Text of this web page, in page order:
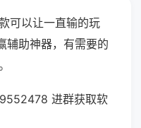
可以让一直输的玩
辅助神器，有需要的
进群获取软